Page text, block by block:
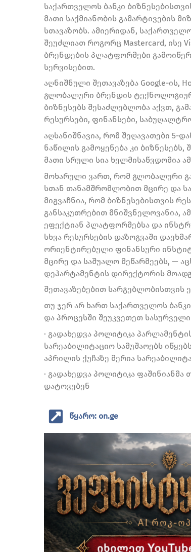
საქართველოს ბანკი
მათი საქმიანობის გამარტივების
სთავაზობს. ამიერიდან,
შეუძლიათ როგორც Mastercard, ისე
ბრენდების პლატფორმები
სერვისებით.
აღნიშნული შეთავაზება Google-ის,
გლობალური ბრენდის
ბიზნესებს შესაძლებლობა აქვთ,
რესურსები, ფინანსები,
აღსანიშნავია, რომ შეღავათები 5-
ნაწილის გამოყენება კი
მათი სრული სია ხელმისაწვდომია
მოხარული ვართ, რომ გლობალური
სთან თანამშრომლობით მცირე და
მიგვაჩნია, რომ ბიზნესებისთვის
განსაკუთრებით მნიშვნელოვანია,
ეფექტიან პლატფორმებსა და
სხვა რესურსების დაზოგვაში
ორიენტირებული ფინანსური
მცირე და საშუალო მეწარმეებს, —
დეპარტამენტის დირექტორის
შეთავაზებებით სარგებლობისთვის
თუ ჯერ არ ხართ საქართველოს
და პროცესში შეუკვეთეთ
· გადახედვა პოლიტიკა
სარეაბილიტაციო სამუშაოებს
აპრილის ქუჩაზე მერია
· გადახედვა პოლიტიკა ფაშინიანმა
დატოვებენ
წყარო: on.ge